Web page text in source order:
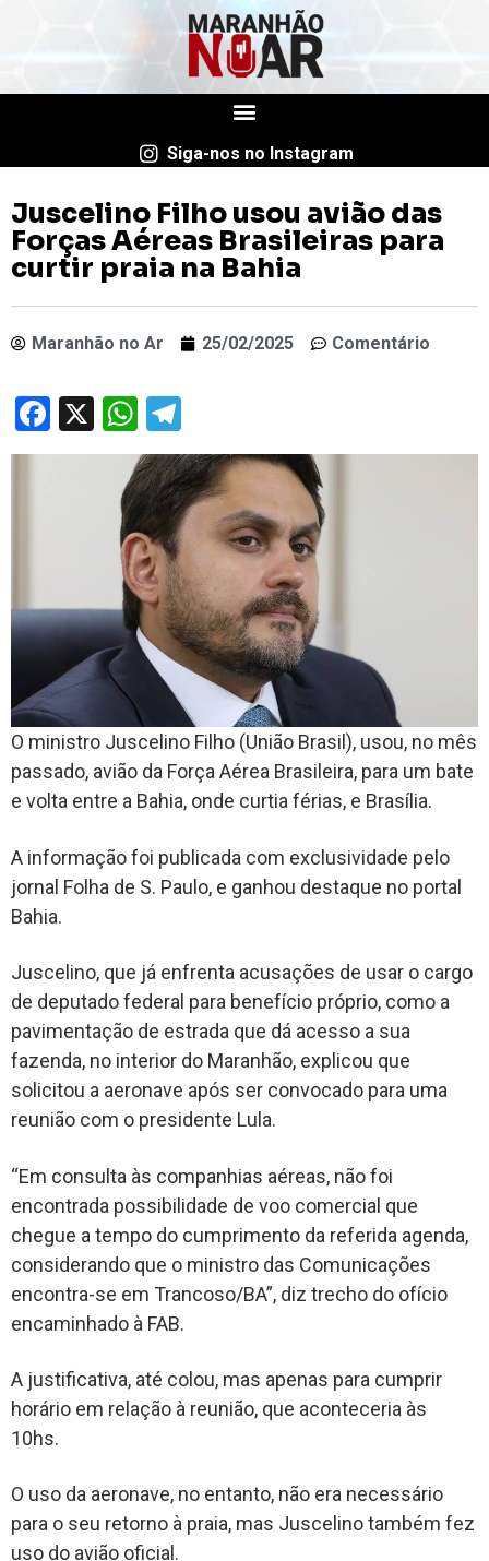
Siga-nos no Instagram
Juscelino Filho usou avião das
Forças Aéreas Brasileiras para
curtir praia na Bahia
Maranhão no Ar 25/02/2025 Comentário
Facebook
X WhatsApp
O ministro Juscelino Filho (União Brasil), usou, no mês
passado, avião da Força Aérea Brasileira, para um bate
e volta entre a Bahia, onde curtia férias, e Brasília.
A informação foi publicada com exclusividade pelo
jornal Folha de S. Paulo, e ganhou destaque no portal
Bahia.
Juscelino, que já enfrenta acusações de usar o cargo
de deputado federal para benefício próprio, como a
pavimentação de estrada que dá acesso a sua
fazenda, no interior do Maranhão, explicou que
solicitou a aeronave após ser convocado para uma
reunião com o presidente Lula.
“Em consulta às companhias aéreas, não foi
encontrada possibilidade de voo comercial que
chegue a tempo do cumprimento da referida agenda,
considerando que o ministro das Comunicações
encontra-se em Trancoso/BA”, diz trecho do ofício
encaminhado à FAB.
A justificativa, até colou, mas apenas para cumprir
horário em relação à reunião, que aconteceria às
10hs.
O uso da aeronave, no entanto, não era necessário
para o seu retorno à praia, mas Juscelino também fez
uso do avião oficial.